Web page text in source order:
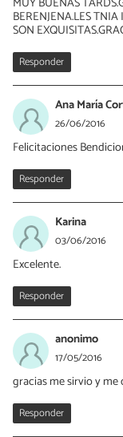
BERENJENA.LES
SON
Responder
Ana María
26/06/2016
Felicitaciones
Responder
Karina
03/06/2016
Excelente.
Responder
anonimo
17/05/2016
gracias me sirvio y
Responder